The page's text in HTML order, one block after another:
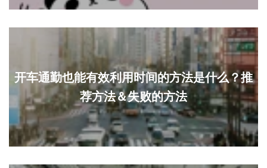
开车通勤也能有效利用时间的方法是什么？推
荐方法＆失败的方法